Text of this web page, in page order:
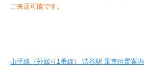
ご来店可能です。
山手線（外回り1番線） 渋谷駅 乗車位置案内